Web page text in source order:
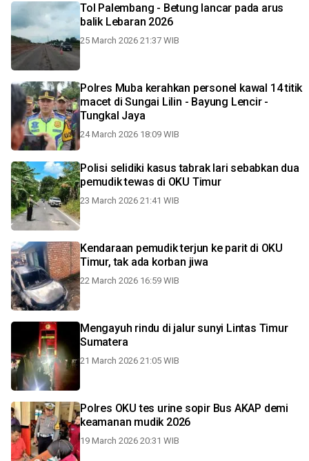
Tol Palembang - Betung lancar pada arus
balik Lebaran 2026
25 March 2026 21:37 WIB
Polres Muba kerahkan personel kawal 14 titik
macet di Sungai Lilin - Bayung Lencir -
Tungkal Jaya
24 March 2026 18:09 WIB
Polisi selidiki kasus tabrak lari sebabkan dua
pemudik tewas di OKU Timur
23 March 2026 21:41 WIB
Kendaraan pemudik terjun ke parit di OKU
Timur, tak ada korban jiwa
22 March 2026 16:59 WIB
Mengayuh rindu di jalur sunyi Lintas Timur
Sumatera
21 March 2026 21:05 WIB
Polres OKU tes urine sopir Bus AKAP demi
keamanan mudik 2026
19 March 2026 20:31 WIB